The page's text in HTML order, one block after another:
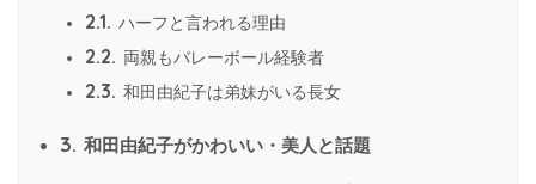
2.1. ハーフと言われる理由
2.2. 両親もバレーボール経験者
2.3. 和田由紀子は弟妹がいる長女
3. 和田由紀子がかわいい・美人と話題